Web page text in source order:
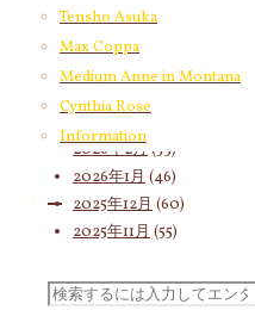
Tensho Asuka
Max Coppa
Medium Anne in Montana
Cynthia Rose
Information
検
2026年7月(58)
2026年6月
2026年5月
(67)
2026年4月
2026年2月 (53)
2026年1月 (46)
2025年12月 (60)
2025年11月 (55)
2025年9月(62)